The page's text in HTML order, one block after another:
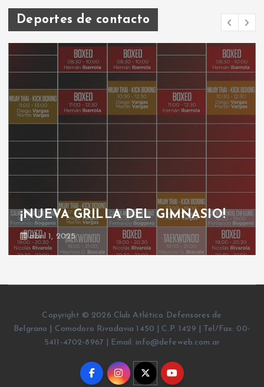
Deportes de contacto
¡NUEVA GRILLA DEL GIMNASIO!
abril 1, 2025
Copyright © 2026 Club Atlético Defensores de
Belgrano | Comodoro Rivadavia 1450 | C.P. 1429 | Tel/Fax: 00-
5411-4702-8967 | Email: info@defeweb.com.ar